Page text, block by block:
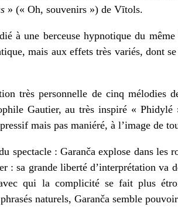
» (« Oh, souvenirs ») de Vītols.
à une berceuse hypnotique du
mais aux effets très variés, dont
très personnelle de cinq mélodies
Gautier, au très inspiré «
mais pas maniéré, à l’image de
spectacle : Garanča explose dans les
sa grande liberté d’interprétation va
qui la complicité se fait plus
naturels, Garanča semble